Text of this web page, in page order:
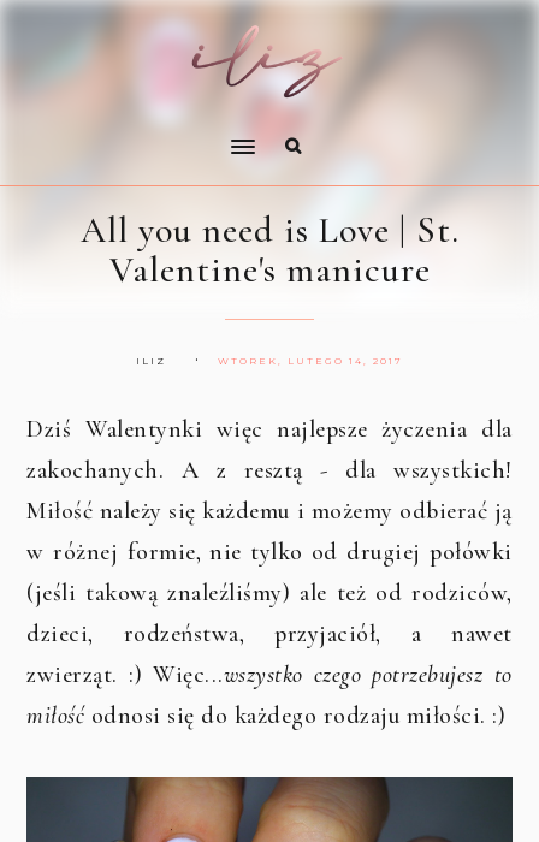
All you need is Love | St.
Valentine's manicure
ILIZ WTOREK, LUTEGO 14, 2017
Dziś Walentynki więc najlepsze życzenia dla
zakochanych. A z resztą - dla wszystkich!
Miłość należy się każdemu i możemy odbierać ją
w różnej formie, nie tylko od drugiej połówki
(jeśli takową znaleźliśmy) ale też od rodziców,
dzieci, rodzeństwa, przyjaciół, a nawet
zwierząt. :) Więc...wszystko czego potrzebujesz to
miłośćodnosi się do każdego rodzaju miłości. :)